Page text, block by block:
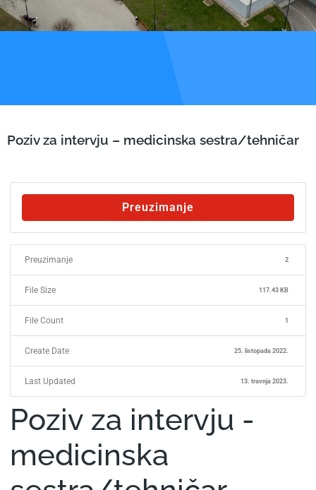
Poziv za intervju – medicinska sestra/tehničar
Preuzimanje
Preuzimanje 2
File Size 117.43 KB
File Count 1
Create Date 25. listopada 2022.
Last Updated 13. travnja 2023.
Poziv za intervju -
medicinska